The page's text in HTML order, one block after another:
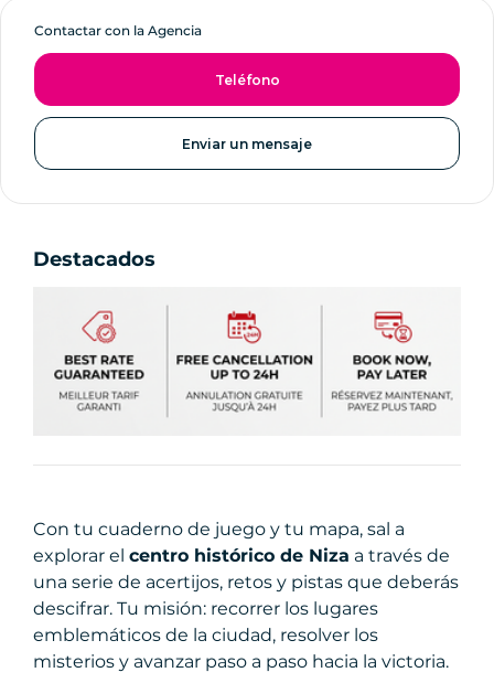
Contactar con la Agencia
Teléfono
Enviar un mensaje
Destacados
Con tu cuaderno de juego y tu mapa, sal a
explorar el centro histórico de Niza a través de
una serie de acertijos, retos y pistas que deberás
descifrar. Tu misión: recorrer los lugares
emblemáticos de la ciudad, resolver los
misterios y avanzar paso a paso hacia la victoria.